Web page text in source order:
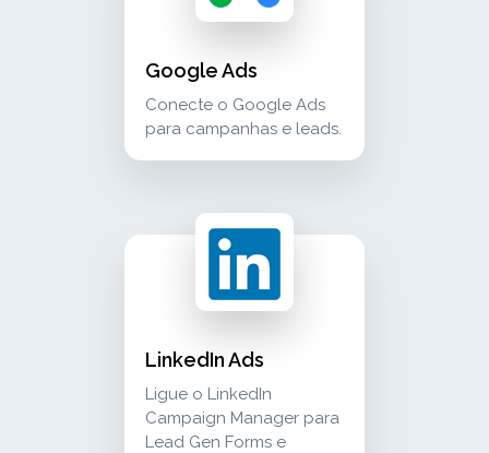
Google Ads
Conecte o Google Ads
para campanhas e leads.
linkedin ads ligue o linkedin campaign
advertising
LinkedIn Ads
Ligue o LinkedIn
Campaign Manager para
Lead Gen Forms e